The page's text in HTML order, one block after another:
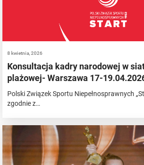
8 kwietnia, 2026
Konsultacja kadry narodowej w
plażowej- Warszawa 17-
Polski Związek Sportu Niepełnosprawnych
zgodnie z…